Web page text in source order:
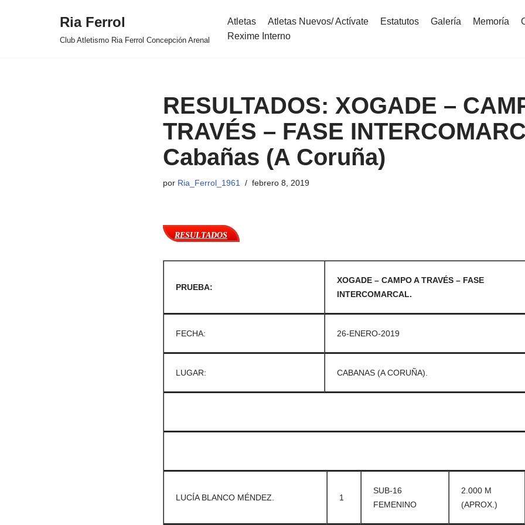
Ria Ferrol
Club Atletismo Ria Ferrol Concepción Arenal
Atletas Atletas Nuevos/ Actívate Estatutos Galería Memoría
Rexime Interno
RESULTADOS: XOGADE –
TRAVÉS – FASE
Cabañas (A Coruña)
por Ria_Ferrol_1961 febrero 8, 2019
RESULTADOS
PRUEBA:
XOGADE – CAMPO A TRAVÉS – FASE
INTERCOMARCAL.
FECHA: 26-ENERO-2019
LUGAR: CABANAS (A CORUÑA).
LUCÍA BLANCO MÉNDEZ. 1
SUB-16
FEMENINO
2.000 M
(APROX.)